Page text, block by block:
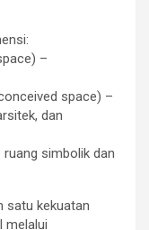
–
space) –
dan
ruang simbolik dan
satu kekuatan
melalui